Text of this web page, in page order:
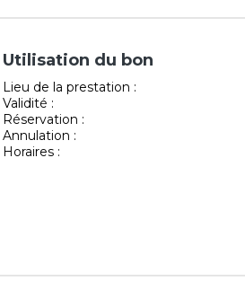
Utilisation du bon
Lieu de la prestation :
Validité :
Réservation :
Annulation :
Horaires :